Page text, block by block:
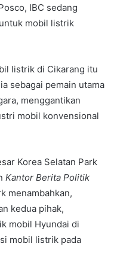
IBC sedang
mobil listrik
listrik di Cikarang itu
sebagai pemain utama
menggantikan
mobil konvensional
Korea Selatan Park
Kantor Berita Politik
menambahkan,
kedua pihak,
mobil Hyundai di
mobil listrik pada